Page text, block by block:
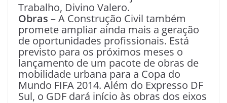
Trabalho, Divino Valero.
Obras –A Construção Civil também
promete ampliar ainda mais a geração
de oportunidades profissionais. Está
previsto para os próximos meses o
lançamento de um pacote de obras de
mobilidade urbana para a Copa do
Mundo FIFA 2014. Além do Expresso DF
Sul, o GDF dará início às obras dos eixos